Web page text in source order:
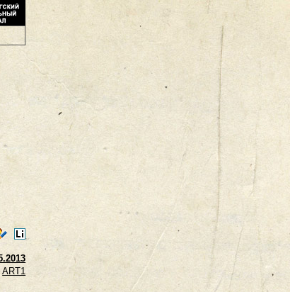
LiveInternet
ART1